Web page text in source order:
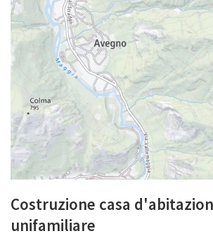
Costruzione casa
unifamiliare